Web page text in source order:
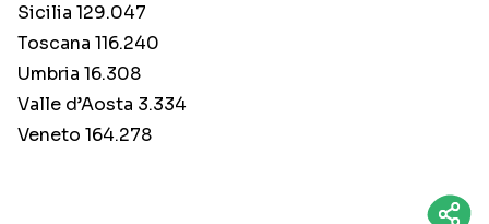
Sicilia 129.047
Toscana 116.240
Umbria 16.308
Valle d’Aosta 3.334
Veneto 164.278